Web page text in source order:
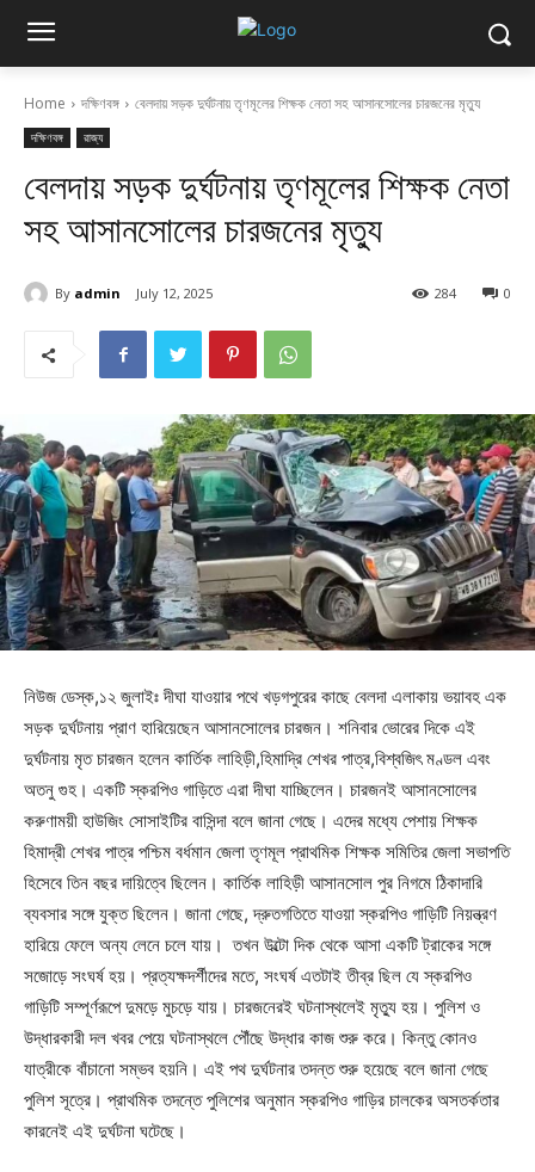
Home দক্ষিণবঙ্গ বেলদায় সড়ক দুর্ঘটনায় তৃণমূলের শিক্ষক নেতা সহ আসানসোলের চারজনের মৃত্যু
দক্ষিণবঙ্গ রাজ্য
বেলদায় সড়ক দুর্ঘটনায় তৃণমূলের শিক্ষক নেতা
সহ আসানসোলের চারজনের মৃত্যু
By admin July 12, 2025 0
284
নিউজ ডেস্ক,১২ জুলাইঃ দীঘা যাওয়ার পথে খড়গপুরের কাছে বেলদা এলাকায় ভয়াবহ এক
সড়ক দুর্ঘটনায় প্রাণ হারিয়েছেন আসানসোলের চারজন। শনিবার ভোরের দিকে এই
দুর্ঘটনায় মৃত চারজন হলেন কার্তিক লাহিড়ী,হিমাদ্রি শেখর পাত্র,বিশ্বজিৎ মণ্ডল এবং
অতনু গুহ। একটি স্করপিও গাড়িতে এরা দীঘা যাচ্ছিলেন। চারজনই আসানসোলের
করুণাময়ী হাউজিং সোসাইটির বাসিন্দা বলে জানা গেছে। এদের মধ্যে পেশায় শিক্ষক
হিমাদ্রী শেখর পাত্র পশ্চিম বর্ধমান জেলা তৃণমূল প্রাথমিক শিক্ষক সমিতির জেলা সভাপতি
হিসেবে তিন বছর দায়িত্বে ছিলেন। কার্তিক লাহিড়ী আসানসোল পুর নিগমে ঠিকাদারি
ব্যবসার সঙ্গে যুক্ত ছিলেন। জানা গেছে, দ্রুতগতিতে যাওয়া স্করপিও গাড়িটি নিয়ন্ত্রণ
হারিয়ে ফেলে অন্য লেনে চলে যায়। তখন উল্টো দিক থেকে আসা একটি ট্রাকের সঙ্গে
সজোড়ে সংঘর্ষ হয়। প্রত্যক্ষদর্শীদের মতে, সংঘর্ষ এতটাই তীব্র ছিল যে স্করপিও
গাড়িটি সম্পূর্ণরূপে দুমড়ে মুচড়ে যায়। চারজনেরই ঘটনাস্থলেই মৃত্যু হয়। পুলিশ ও
উদ্ধারকারী দল খবর পেয়ে ঘটনাস্থলে পৌঁছে উদ্ধার কাজ শুরু করে। কিন্তু কোনও
যাত্রীকে বাঁচানো সম্ভব হয়নি। এই পথ দুর্ঘটনার তদন্ত শুরু হয়েছে বলে জানা গেছে
পুলিশ সূত্রে। প্রাথমিক তদন্তে পুলিশের অনুমান স্করপিও গাড়ির চালকের অসতর্কতার
কারনেই এই দুর্ঘটনা ঘটেছে।